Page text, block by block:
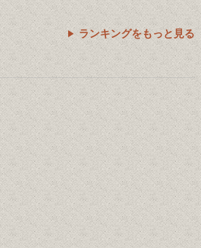
ランキングをもっと見る